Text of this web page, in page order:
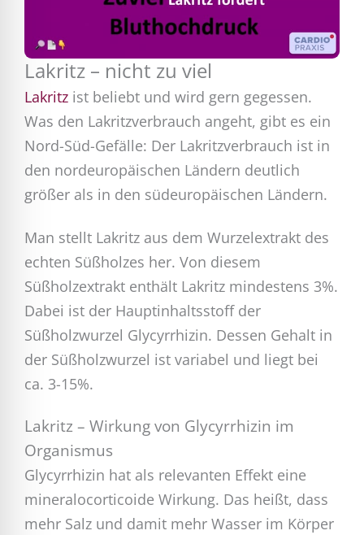
Lakritz – nicht zu viel
Lakritz ist beliebt und wird gern gegessen.
Was den Lakritzverbrauch angeht, gibt es ein
Nord-Süd-Gefälle: Der Lakritzverbrauch ist in
den nordeuropäischen Ländern deutlich
größer als in den südeuropäischen Ländern.
Man stellt Lakritz aus dem Wurzelextrakt des
echten Süßholzes her. Von diesem
Süßholzextrakt enthält Lakritz mindestens 3%.
Dabei ist der Hauptinhaltsstoff der
Süßholzwurzel Glycyrrhizin. Dessen Gehalt in
der Süßholzwurzel ist variabel und liegt bei
ca. 3-15%.
Lakritz – Wirkung von Glycyrrhizin im
Organismus
Glycyrrhizin hat als relevanten Effekt eine
mineralocorticoide Wirkung. Das heißt, dass
mehr Salz und damit mehr Wasser im Körper